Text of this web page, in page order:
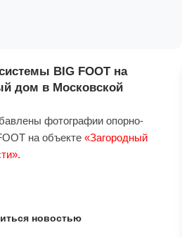
BIG FOOT на
дом в Московской
фотографии опорно-
на объекте «Загородный
.
новостью